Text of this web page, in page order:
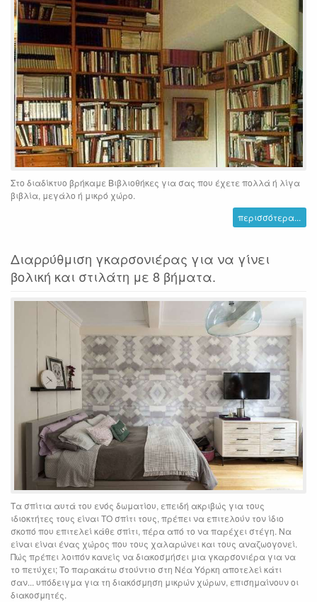
Στο διαδίκτυο βρήκαμε Βιβλιοθήκες για σας που έχετε πολλά ή λίγα
βιβλία, μεγάλο ή μικρό χώρο.
περισσότερα...
Διαρρύθμιση γκαρσονιέρας για να γίνει
βολική και στιλάτη με 8 βήματα.
Τα σπίτια αυτά του ενός δωματίου, επειδή ακριβώς για τους
ιδιοκτήτες τους είναι ΤΟ σπίτι τους, πρέπει να επιτελούν τον ίδιο
σκοπό που επιτελεί κάθε σπίτι, πέρα από το να παρέχει στέγη. Να
είναι είναι ένας χώρος που τους χαλαρώνει και τους αναζωογονεί.
Πώς πρέπει λοιπόν κανείς να διακοσμήσει μια γκαρσονιέρα για να
το πετύχει; Το παρακάτω στούντιο στη Νέα Υόρκη αποτελεί κάτι
σαν... υπόδειγμα για τη διακόσμηση μικρών χώρων, επισημαίνουν οι
διακοσμητές.